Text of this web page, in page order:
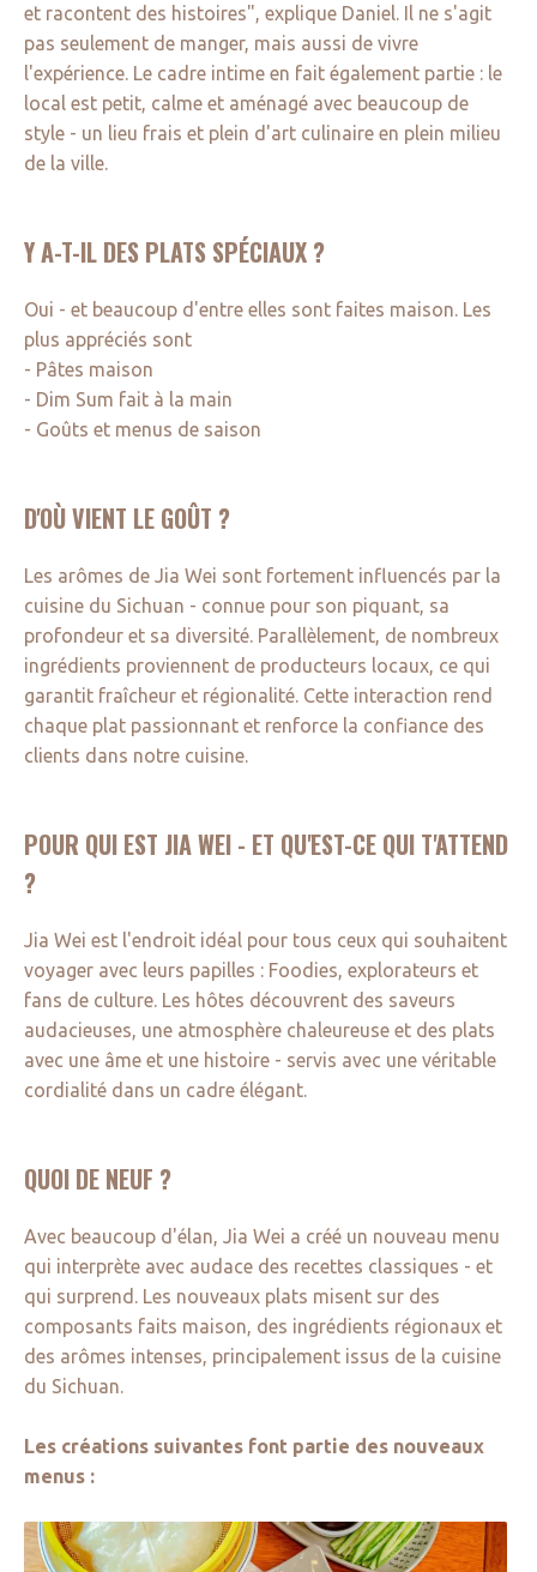
et racontent des histoires", explique Daniel. Il ne s'agit
pas seulement de manger, mais aussi de vivre
l'expérience. Le cadre intime en fait également partie : le
local est petit, calme et aménagé avec beaucoup de
style - un lieu frais et plein d'art culinaire en plein milieu
de la ville.
Y A-T-IL DES PLATS SPÉCIAUX ?
Oui - et beaucoup d'entre elles sont faites maison. Les
plus appréciés sont
- Pâtes maison
- Dim Sum fait à la main
- Goûts et menus de saison
D'OÙ VIENT LE GOÛT ?
Les arômes de Jia Wei sont fortement influencés par la
cuisine du Sichuan - connue pour son piquant, sa
profondeur et sa diversité. Parallèlement, de nombreux
ingrédients proviennent de producteurs locaux, ce qui
garantit fraîcheur et régionalité. Cette interaction rend
chaque plat passionnant et renforce la confiance des
clients dans notre cuisine.
POUR QUI EST JIA WEI - ET QU'EST-CE QUI T'ATTEND
?
Jia Wei est l'endroit idéal pour tous ceux qui souhaitent
voyager avec leurs papilles : Foodies, explorateurs et
fans de culture. Les hôtes découvrent des saveurs
audacieuses, une atmosphère chaleureuse et des plats
avec une âme et une histoire - servis avec une véritable
cordialité dans un cadre élégant.
QUOI DE NEUF ?
Avec beaucoup d'élan, Jia Wei a créé un nouveau menu
qui interprète avec audace des recettes classiques - et
qui surprend. Les nouveaux plats misent sur des
composants faits maison, des ingrédients régionaux et
des arômes intenses, principalement issus de la cuisine
du Sichuan.
Les créations suivantes font partie des nouveaux
menus :